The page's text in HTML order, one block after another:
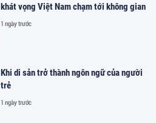
khát vọng Việt Nam chạm tới không gian
1 ngày trước
Khi di sản trở thành ngôn ngữ của người
trẻ
1 ngày trước